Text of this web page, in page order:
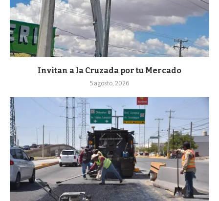
Invitan a la Cruzada por tu Mercado
5 agosto, 2026